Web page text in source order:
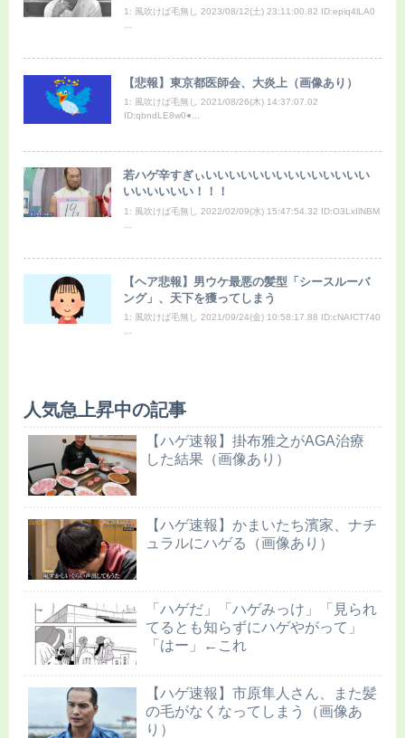
1: 風吹けば毛無し 2023/08/12(土) 23:11:00.82 ID:epiq4lLA0
【悲報】東京都医師会、大炎上（画像あり）
1: 風吹けば毛無し 2021/08/26(木) 14:37:07.02
ID:qbndLE8w0●...
若ハゲ辛すぎぃいいいいいいいいいいいいいい
いいいいいい！！！
1: 風吹けば毛無し 2022/02/09(水) 15:47:54.32 ID:O3LxIlNBM
【ヘア悲報】男ウケ最悪の髪型「シースルーバ
ング」、天下を獲ってしまう
1: 風吹けば毛無し 2021/09/24(金) 10:58:17.88 ID:cNAICT740
...
人気急上昇中の記事
【ハゲ速報】掛布雅之がAGA治療
した結果（画像あり）
【ハゲ速報】かまいたち濱家、ナチ
ュラルにハゲる（画像あり）
「ハゲだ」「ハゲみっけ」「見られ
てるとも知らずにハゲやがって」
「はー」←これ
【ハゲ速報】市原隼人さん、また髪
の毛がなくなってしまう（画像あ
り）